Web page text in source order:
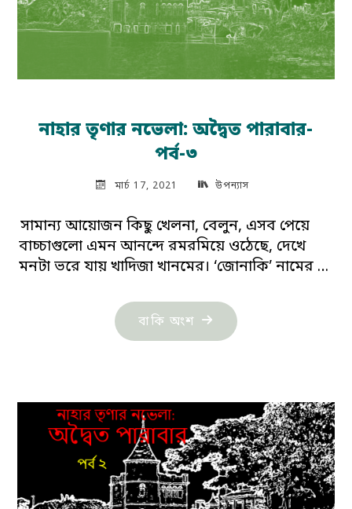
নাহার তৃণার নভেলা: অদ্বৈত পারাবার-
পর্ব-৩
মার্চ 17, 2021 উপন্যাস
সামান্য আয়োজন কিছু খেলনা, বেলুন, এসব পেয়ে
বাচ্চাগুলো এমন আনন্দে রমরমিয়ে ওঠেছে, দেখে
মনটা ভরে যায় খাদিজা খানমের। ‘জোনাকি’ নামের …
বাকি অংশ "নাহার
তৃণার
পারাবার-
পর্ব-৩"